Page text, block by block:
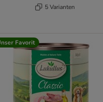
5 Varianten
Favorit